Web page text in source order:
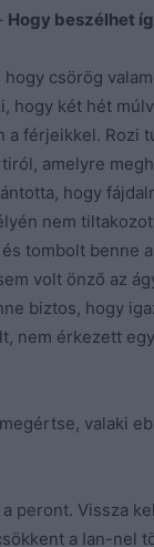
Hogy beszélhet
csörög
hogy két hét
a férjeikkel. Rozi
amelyre
hogy
nem
tombolt benne
volt önző az
biztos, hogy
nem érkezett
valaki
peront. Vissza
a Ian-nel